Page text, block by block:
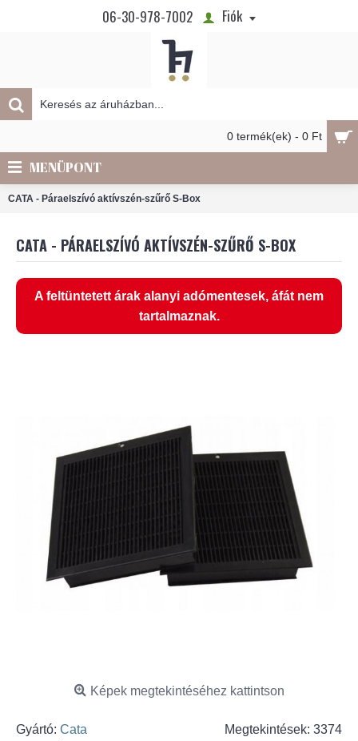
06-30-978-7002 Fiók
0 termék(ek) - 0 Ft
MENÜPONT
CATA - Páraelszívó aktívszén-szűrő S-Box
CATA - PÁRAELSZÍVÓ AKTÍVSZÉN-SZŰRŐ S-BOX
A feltüntetett árak alanyi adómentesek, áfát nem
tartalmaznak.
Képek megtekintéséhez kattintson
Megtekintések: 3374
Gyártó: Cata